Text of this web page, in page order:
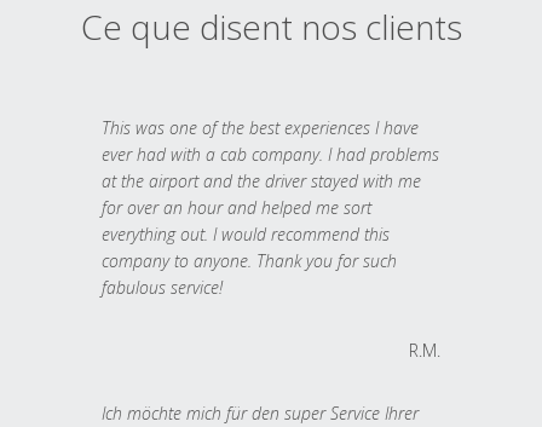
Ce que disent nos clients
This was one of the best experiences I have
ever had with a cab company. I had problems
at the airport and the driver stayed with me
for over an hour and helped me sort
everything out. I would recommend this
company to anyone. Thank you for such
fabulous service!
R.M.
Ich möchte mich für den super Service Ihrer